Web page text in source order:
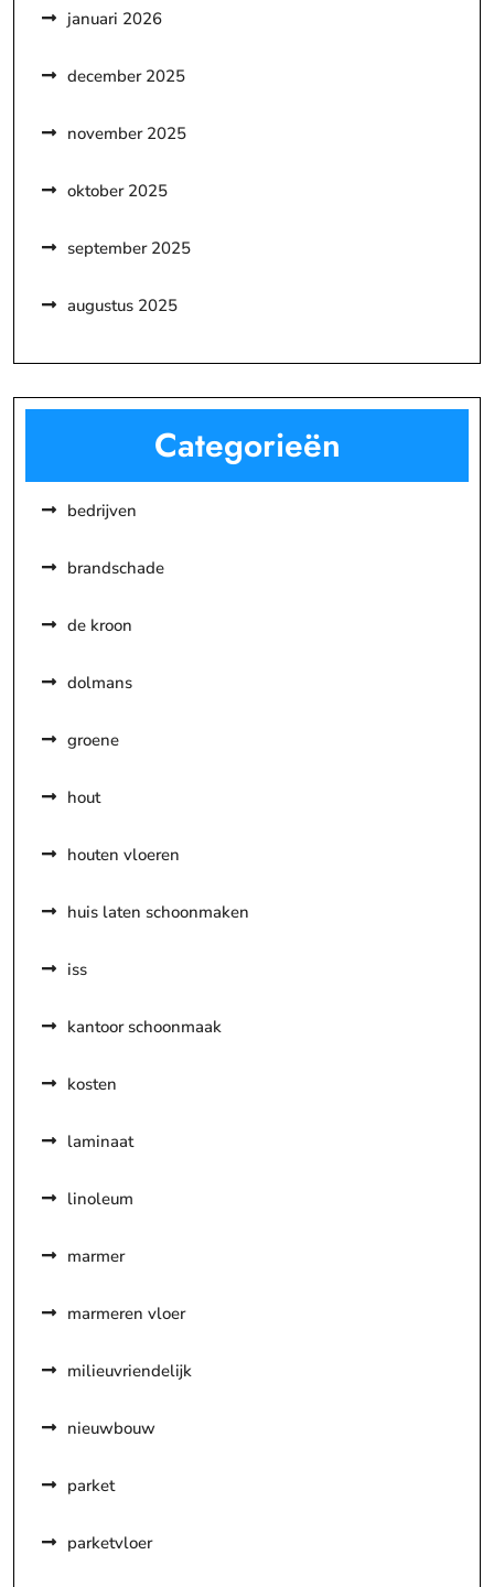
januari 2026
december 2025
november 2025
oktober 2025
september 2025
augustus 2025
Categorieën
bedrijven
brandschade
de kroon
dolmans
groene
hout
houten vloeren
huis laten schoonmaken
iss
kantoor schoonmaak
kosten
laminaat
linoleum
marmer
marmeren vloer
milieuvriendelijk
nieuwbouw
parket
parketvloer